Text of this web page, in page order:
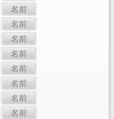
名前
名前
名前
名前
名前
名前
名前
名前